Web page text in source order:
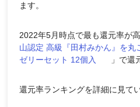
ます。
2022年5月時点で最も還元率が
山認定 高級『田村みかん』を丸
ゼリーセット 12個入
」で還
還元率ランキングを詳細に見て